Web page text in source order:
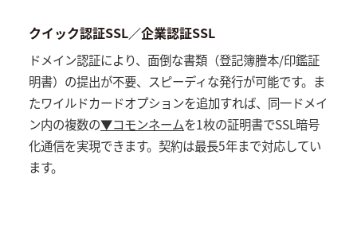
クイック認証SSL／企業認証SSL
ドメイン認証により、面倒な書類（登記簿謄本/印鑑証
明書）の提出が不要、スピーディな発行が可能です。ま
たワイルドカードオプションを追加すれば、同一ドメイ
ン内の複数の▼コモンネームを1枚の証明書でSSL暗号
化通信を実現できます。契約は最長5年まで対応してい
ます。